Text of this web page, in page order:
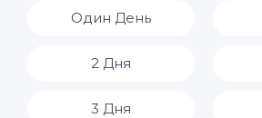
Один День
2 Дня
3 Дня